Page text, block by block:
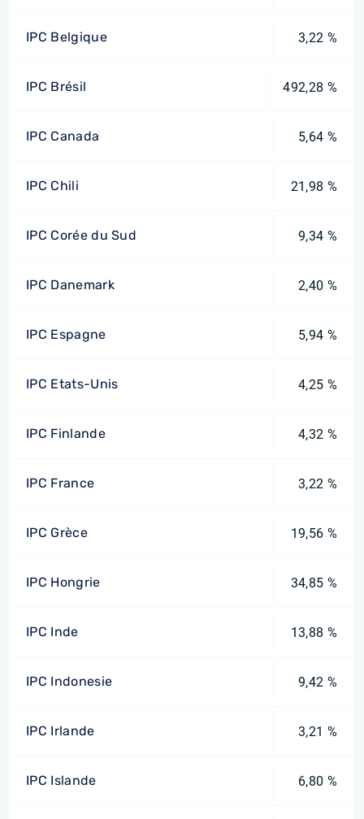
IPC Belgique 3,22 %
IPC Brésil 492,28 %
IPC Canada 5,64 %
IPC Chili 21,98 %
IPC Corée du Sud 9,34 %
IPC Danemark 2,40 %
IPC Espagne 5,94 %
IPC Etats-Unis 4,25 %
IPC Finlande 4,32 %
IPC France 3,22 %
IPC Grèce 19,56 %
IPC Hongrie 34,85 %
IPC Inde 13,88 %
IPC Indonesie 9,42 %
IPC Irlande 3,21 %
IPC Islande 6,80 %